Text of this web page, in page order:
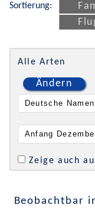
Sortierung:
Alle Arten
Ändern
Zeige auch
Beobachtbar